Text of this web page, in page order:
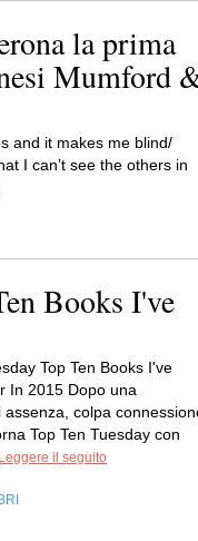
la prima
Mumford
and it makes me blind/
I can’t see the others in
Books I've
Top Ten Books I've
In 2015 Dopo una
assenza, colpa
Top Ten Tuesday con
Leggere il seguito